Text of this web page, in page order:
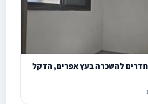
יחידת דיור 2.5 חדרים להשכרה בעץ אפרים, הדקל